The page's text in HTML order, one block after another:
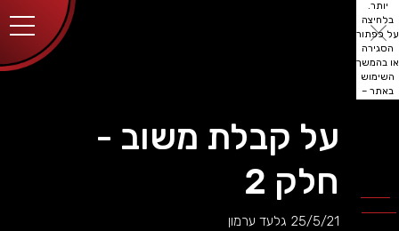
יותר.
בלחיצה
על כפתור
הסגירה
או בהמשך
השימוש
באתר –
על קבלת משוב -
חלק 2
25/5/21 גלעד ערמון